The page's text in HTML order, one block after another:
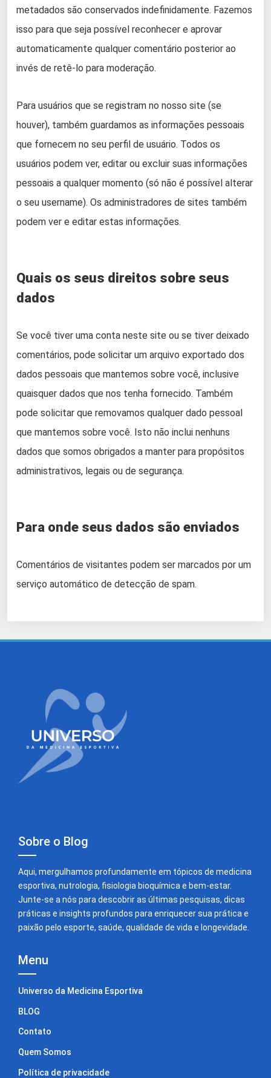
metadados são conservados indefinidamente. Fazemos
isso para que seja possível reconhecer e aprovar
automaticamente qualquer comentário posterior ao
invés de retê-lo para moderação.
Para usuários que se registram no nosso site (se
houver), também guardamos as informações pessoais
que fornecem no seu perfil de usuário. Todos os
usuários podem ver, editar ou excluir suas informações
pessoais a qualquer momento (só não é possível alterar
o seu username). Os administradores de sites também
podem ver e editar estas informações.
Quais os seus direitos sobre seus
dados
Se você tiver uma conta neste site ou se tiver deixado
comentários, pode solicitar um arquivo exportado dos
dados pessoais que mantemos sobre você, inclusive
quaisquer dados que nos tenha fornecido. Também
pode solicitar que removamos qualquer dado pessoal
que mantemos sobre você. Isto não inclui nenhuns
dados que somos obrigados a manter para propósitos
administrativos, legais ou de segurança.
Para onde seus dados são enviados
Comentários de visitantes podem ser marcados por um
serviço automático de detecção de spam.
Sobre o Blog
Aqui, mergulhamos profundamente em tópicos de medicina
esportiva, nutrologia, fisiologia bioquímica e bem-estar.
Junte-se a nós para descobrir as últimas pesquisas, dicas
práticas e insights profundos para enriquecer sua prática e
paixão pelo esporte, saúde, qualidade de vida e longevidade.
Menu
Universo da Medicina Esportiva
BLOG
Contato
Quem Somos
Política de privacidade